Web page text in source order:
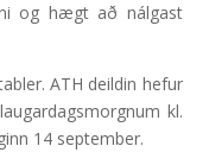
og hægt að nálgast
ATH deildin hefur
kl.
14 september.